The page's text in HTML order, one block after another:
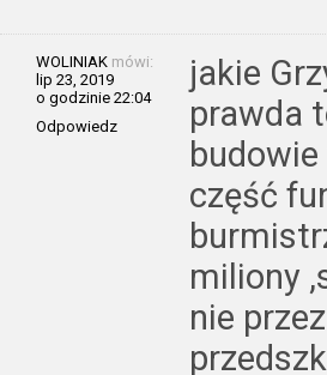
WOLINIAK mówi:
lip 23, 2019
o godzinie 22:04
Odpowiedz
jakie
prawda
część
miliony
nie